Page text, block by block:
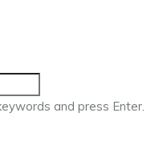
and press Enter.